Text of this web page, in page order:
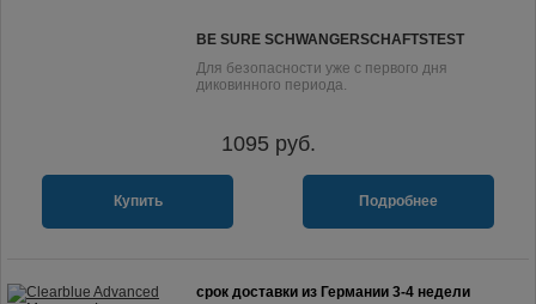
BE SURE SCHWANGERSCHAFTSTEST
Для безопасности уже с первого дня
диковинного периода.
1095 руб.
Купить Подробнее
срок доставки из Германии 3-4 недели